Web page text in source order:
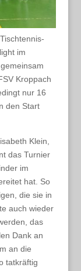
im
Kroppach
nur 16
den Start
Klein,
das Turnier
im
hat. So
die sie in
auch wieder
das
Dank an
an die
tatkräftig